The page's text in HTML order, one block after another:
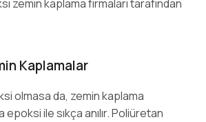
zemin kaplama firmaları tarafından
Kaplamalar
olmasa da, zemin kaplama
ile sıkça anılır. Poliüretan